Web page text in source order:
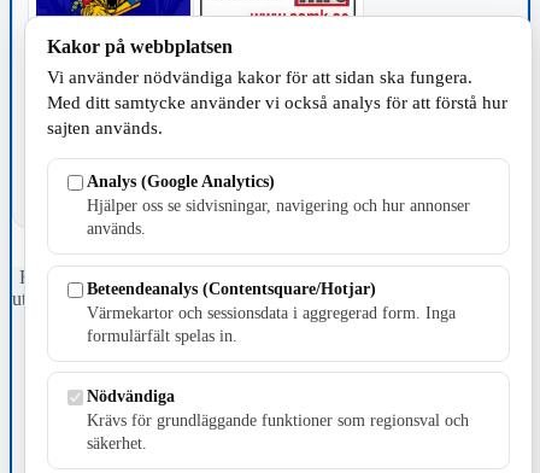
TILLVERKNING
Fristående webbtidningsföretag grundat 1991 som sedan 2002 ger
ut tidningen Skillingaryd.nu och 2010 lanserades Värnamo.nu. Från
april 2026 omfattar Skillingaryd.nu tre kommuner: Gnosjö,
Värnamo och Vaggeryds kommun.
E-post: redaktionen@skillingaryd.nu
Postadress: Gisslaköp 1, 568 92 Skillingaryd
Kakinställningar
Kakor på webbplatsen
Vi använder nödvändiga kakor för att sidan ska fungera.
Med ditt samtycke använder vi också analys för att förstå hur
sajten används.
Analys (Google Analytics)
Hjälper oss se sidvisningar, navigering och hur annonser
används.
Beteendeanalys (Contentsquare/Hotjar)
Värmekartor och sessionsdata i aggregerad form. Inga
formulärfält spelas in.
Nödvändiga
Krävs för grundläggande funktioner som regionsval och
säkerhet.